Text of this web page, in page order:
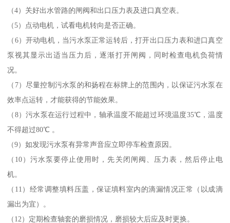
（4）关好出水管路的闸阀和出口压力表及进口真空表。
（5）点动电机，试看电机转向是否正确。
（6）开动电机，当污水泵正常运转后，打开出口压力表和进口真空
泵视其显示出适当压力后，逐渐打开闸阀，同时检查电机负荷情
况。
（7）尽量控制污水泵的和扬程在标牌上的范围内，以保证污水泵在
效率点运转，才能获得的节能效果。
（8）污水泵在运行过程中，轴承温度不能超过环境温度35℃，温度
不得超过80℃ 。
（9）如发现污水泵有异常声音应立即停车检查原因。
（10）污水泵要停止使用时，先关闭闸阀、压力表，然后停止电
机。
（11）经常调整填料压盖，保证填料室内的滴漏情况正常（以成滴
漏出为宜）。
（12）定期检查轴套的磨损情况，磨损较大后应及时更换。